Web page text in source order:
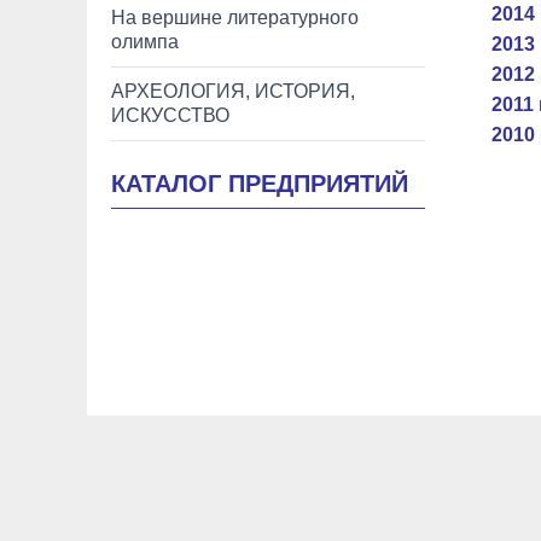
На вершине литературного
олимпа
АРХЕОЛОГИЯ, ИСТОРИЯ,
ИСКУССТВО
КАТАЛОГ ПРЕДПРИЯТИЙ
2014
2013
2012
2011
2010